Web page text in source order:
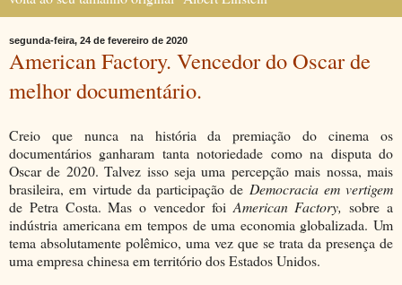
segunda-feira, 24 de fevereiro de 2020
American Factory. Vencedor do Oscar de
melhor documentário.
Creio que nunca na história da premiação do cinema os
documentários ganharam tanta notoriedade como na disputa do
Oscar de 2020. Talvez isso seja uma percepção mais nossa, mais
brasileira, em virtude da participação de Democracia em vertigem
de Petra Costa. Mas o vencedor foi American Factory,sobre a
indústria americana em tempos de uma economia globalizada. Um
tema absolutamente polêmico, uma vez que se trata da presença de
uma empresa chinesa em território dos Estados Unidos.